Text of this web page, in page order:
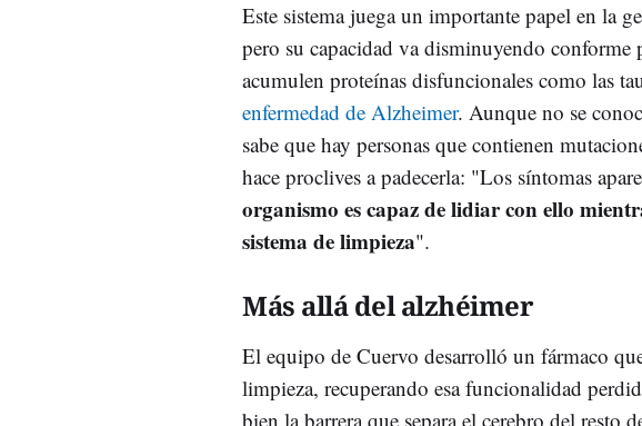
Este sistema juega un importante papel en la
pero su capacidad va disminuyendo conforme
acumulen proteínas disfuncionales como las
enfermedad de Alzheimer. Aunque no se
sabe que hay personas que contienen
hace proclives a padecerla: "Los síntomas
organismo es capaz de lidiar con ello
sistema de limpieza".
Más allá del alzhéimer
El equipo de Cuervo desarrolló un fármaco
limpieza, recuperando esa funcionalidad
bien la barrera que separa el cerebro del resto